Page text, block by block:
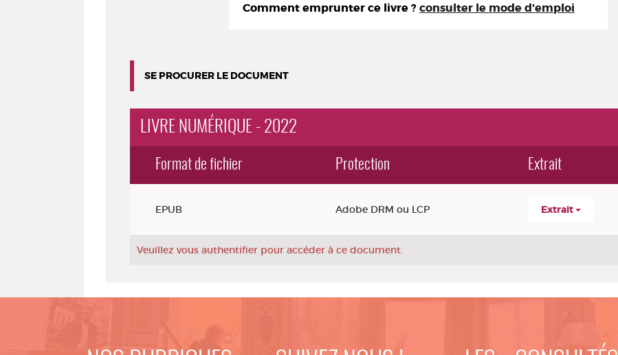
Comment emprunter ce livre ? consulter le mode d'emploi
SE PROCURER LE DOCUMENT
LIVRE NUMÉRIQUE - 2022
Format de fichier Protection Extrait
EPUB Adobe DRM ou LCP Extrait
Veuillez vous authentifier pour accéder à ce document.